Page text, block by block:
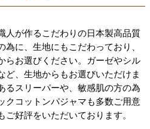
人が作るこだわりの日本製高品質
に、生地にもこだわっており、
らお選びください。ガーゼやシル
ど、生地からもお選びいただけま
るスリーパーや、敏感肌の方の為
クコットンパジャマも多数ご用意
ご好評をいただいております。